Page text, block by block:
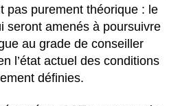
pas purement théorique : le
seront amenés à poursuivre
au grade de conseiller
l’état actuel des conditions
définies.